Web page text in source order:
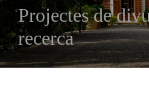
Projectes de
recerca